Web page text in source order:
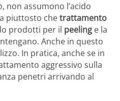
non assumono l’acido
piuttosto chetrattamento
prodotti per il peeling e la
Anche in questo
In pratica, anche se in
aggressivo sulla
penetri arrivando al